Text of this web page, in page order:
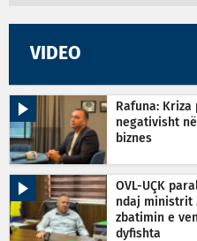
VIDEO
Rafuna:
negativisht
biznes
OVL-UÇK
ndaj ministrit
zbatimin e
dyfishta